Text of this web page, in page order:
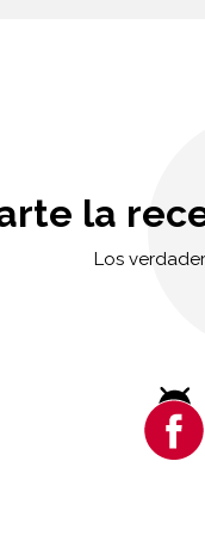
la
Los